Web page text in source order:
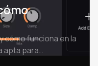
cómo funciona en la
apta para